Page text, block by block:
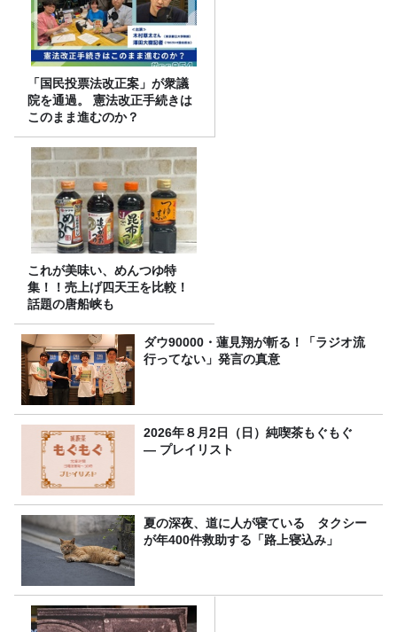
「国民投票法改正案」が衆議
院を通過。 憲法改正手続きは
このまま進むのか？
これが美味い、めんつゆ特
集！！売上げ四天王を比較！
話題の唐船峡も
ダウ90000・蓮見翔が斬る！「ラジオ流
行ってない」発言の真意
2026年８月2日（日）純喫茶もぐもぐ
― プレイリスト
夏の深夜、道に人が寝ている タクシー
が年400件救助する「路上寝込み」